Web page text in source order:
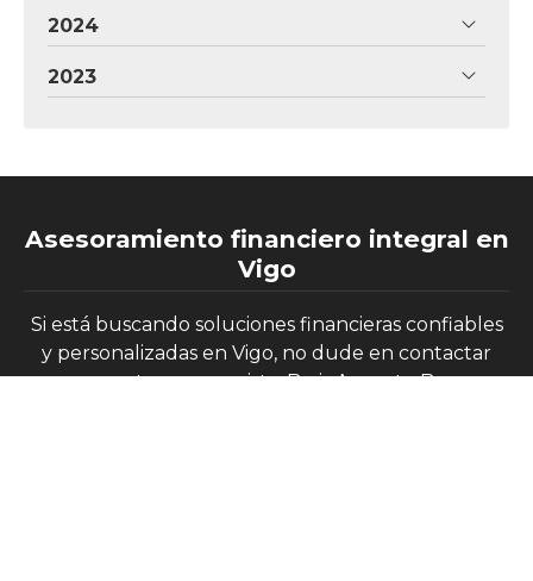
2024
2023
Asesoramiento financiero integral en
Vigo
Si está buscando soluciones financieras confiables
y personalizadas en Vigo, no dude en contactar
con nuestro economista, Brais Angosto Barros.